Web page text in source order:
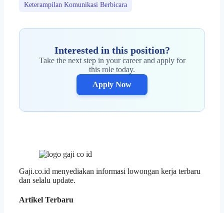
Keterampilan Komunikasi Berbicara
Interested in this position?
Take the next step in your career and apply for
this role today.
Apply Now
Gaji.co.id menyediakan informasi lowongan kerja terbaru
dan selalu update.
Artikel Terbaru